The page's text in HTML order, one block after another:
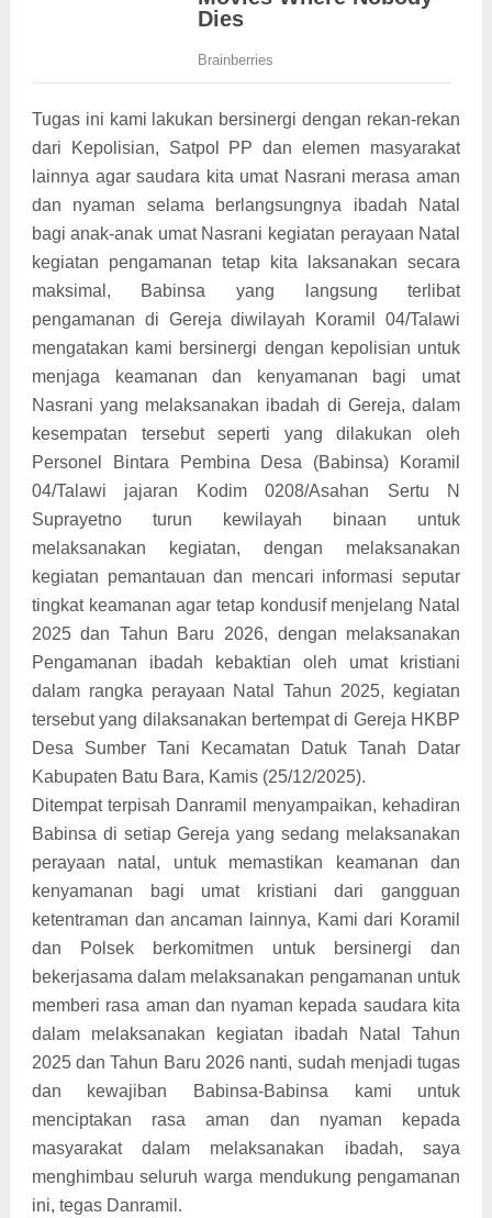
Tugas ini kami lakukan bersinergi dengan rekan-rekan
dari Kepolisian, Satpol PP dan elemen masyarakat
lainnya agar saudara kita umat Nasrani merasa aman
dan nyaman selama berlangsungnya ibadah Natal
bagi anak-anak umat Nasrani kegiatan perayaan Natal
kegiatan pengamanan tetap kita laksanakan secara
maksimal, Babinsa yang langsung terlibat
pengamanan di Gereja diwilayah Koramil 04/Talawi
mengatakan kami bersinergi dengan kepolisian untuk
menjaga keamanan dan kenyamanan bagi umat
Nasrani yang melaksanakan ibadah di Gereja, dalam
kesempatan tersebut seperti yang dilakukan oleh
Personel Bintara Pembina Desa (Babinsa) Koramil
04/Talawi jajaran Kodim 0208/Asahan Sertu N
Suprayetno turun kewilayah binaan untuk
melaksanakan kegiatan, dengan melaksanakan
kegiatan pemantauan dan mencari informasi seputar
tingkat keamanan agar tetap kondusif menjelang Natal
2025 dan Tahun Baru 2026, dengan melaksanakan
Pengamanan ibadah kebaktian oleh umat kristiani
dalam rangka perayaan Natal Tahun 2025, kegiatan
tersebut yang dilaksanakan bertempat di Gereja HKBP
Desa Sumber Tani Kecamatan Datuk Tanah Datar
Kabupaten Batu Bara, Kamis (25/12/2025).
Ditempat terpisah Danramil menyampaikan, kehadiran
Babinsa di setiap Gereja yang sedang melaksanakan
perayaan natal, untuk memastikan keamanan dan
kenyamanan bagi umat kristiani dari gangguan
ketentraman dan ancaman lainnya, Kami dari Koramil
dan Polsek berkomitmen untuk bersinergi dan
bekerjasama dalam melaksanakan pengamanan untuk
memberi rasa aman dan nyaman kepada saudara kita
dalam melaksanakan kegiatan ibadah Natal Tahun
2025 dan Tahun Baru 2026 nanti, sudah menjadi tugas
dan kewajiban Babinsa-Babinsa kami untuk
menciptakan rasa aman dan nyaman kepada
masyarakat dalam melaksanakan ibadah, saya
menghimbau seluruh warga mendukung pengamanan
ini, tegas Danramil.